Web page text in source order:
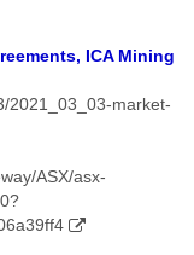
ICA Mining
2021_03_03-market-
ASX/asx-